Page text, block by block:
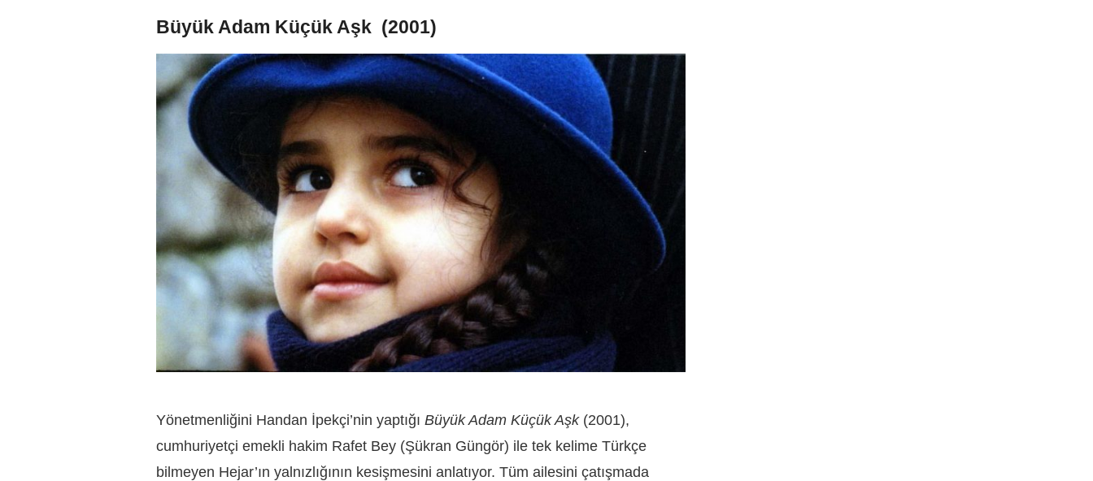
Büyük Adam Küçük Aşk (2001)
Yönetmenliğini Handan İpekçi’nin yaptığı Büyük Adam Küçük Aşk(2001),
cumhuriyetçi emekli hakim Rafet Bey (Şükran Güngör) ile tek kelime Türkçe
bilmeyen Hejar’ın yalnızlığının kesişmesini anlatıyor. Tüm ailesini çatışmada